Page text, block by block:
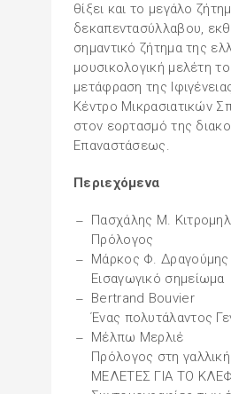
θίξει και το μεγάλο
δεκαπεντασύλλαβου,
σημαντικό ζήτημα της
μουσικολογική μελέτη
μετάφραση της
Κέντρο Μικρασιατικών
στον εορτασμό της
Επαναστάσεως.
Περιεχόμενα
Πασχάλης Μ.
Πρόλογος
Μάρκος Φ. Δραγούμης
Εισαγωγικό σημείωμα
Bertrand Bouvier
Ένας πολυτάλαντος
Μέλπω Μερλιέ
Πρόλογος στη
ΜΕΛΕΤΕΣ ΓΙΑ ΤΟ